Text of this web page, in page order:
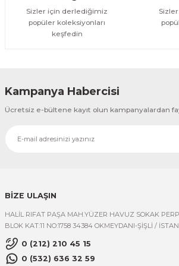
Sizler için derlediğimiz
popüler koleksiyonları
keşfedin
Kampanya Habercisi
Ücretsiz e-bültene kayıt olun kampanyalardan
BİZE ULAŞIN
HALİL RIFAT PAŞA MAH.YÜZER HAVUZ SOKAK
BLOK KAT:11 NO:1758 34384 OKMEYDANI-ŞİŞLİ /
0 (212) 210 45 15
0 (532) 636 32 59